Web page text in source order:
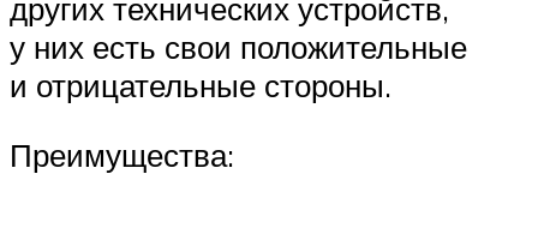
других технических устройств,
у них есть свои положительные
и отрицательные стороны.
Преимущества: